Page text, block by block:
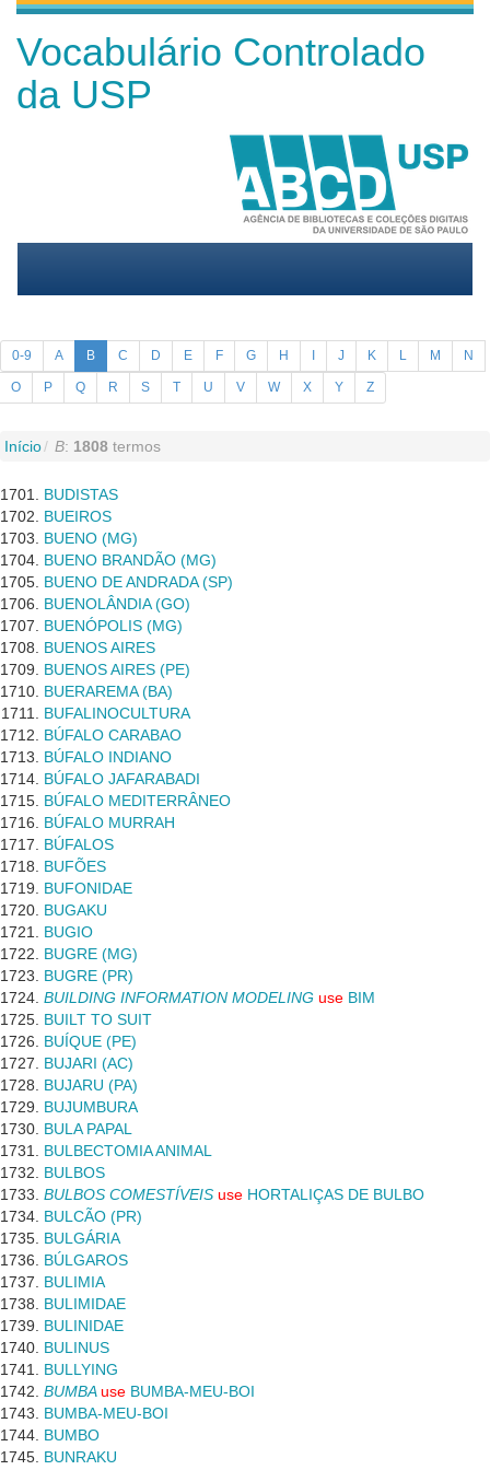
Vocabulário Controlado
da USP
0-9 A B C D E F G H I J K L M N
O P Q R S T U V W X Y Z
Início B: 1808 termos
BUDISTAS
BUEIROS
BUENO (MG)
BUENO BRANDÃO (MG)
BUENO DE ANDRADA (SP)
BUENOLÂNDIA (GO)
BUENÓPOLIS (MG)
BUENOS AIRES
BUENOS AIRES (PE)
BUERAREMA (BA)
BUFALINOCULTURA
BÚFALO CARABAO
BÚFALO INDIANO
BÚFALO JAFARABADI
BÚFALO MEDITERRÂNEO
BÚFALO MURRAH
BÚFALOS
BUFÕES
BUFONIDAE
BUGAKU
BUGIO
BUGRE (MG)
BUGRE (PR)
BUILDING INFORMATION MODELING use BIM
BUILT TO SUIT
BUÍQUE (PE)
BUJARI (AC)
BUJARU (PA)
BUJUMBURA
BULA PAPAL
BULBECTOMIA ANIMAL
BULBOS
BULBOS COMESTÍVEIS use HORTALIÇAS DE BULBO
BULCÃO (PR)
BULGÁRIA
BÚLGAROS
BULIMIA
BULIMIDAE
BULINIDAE
BULINUS
BULLYING
BUMBAuse BUMBA-MEU-BOI
BUMBA-MEU-BOI
BUMBO
BUNRAKU